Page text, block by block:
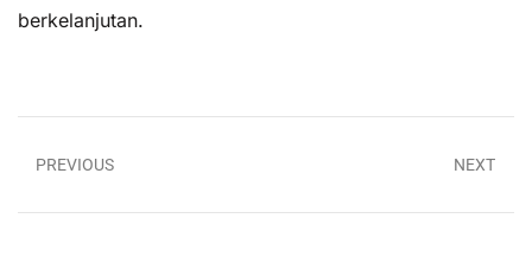
berkelanjutan.
PREVIOUS NEXT